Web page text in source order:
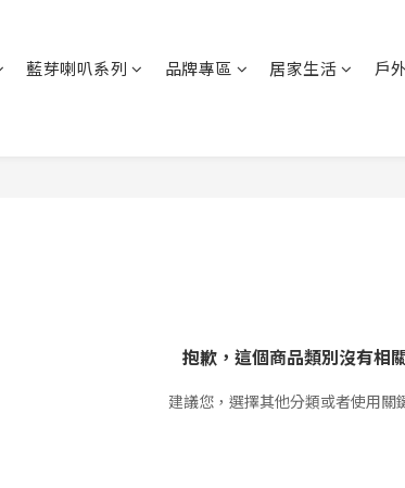
藍芽喇叭系列 品牌專區 居家生活
戶
抱歉，這個商品類別沒有相
建議您，選擇其他分類或者使用關